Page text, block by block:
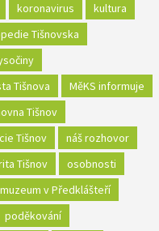
koronavirus
kultura
Tišnovska
Tišnova
MěKS informuje
Tišnov
Tišnov
náš rozhovor
Tišnov
osobnosti
v Předklášteří
poděkování